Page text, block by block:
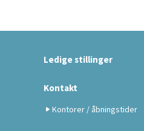
Ledige stillinger
Kontakt
Kontorer / åbningstider